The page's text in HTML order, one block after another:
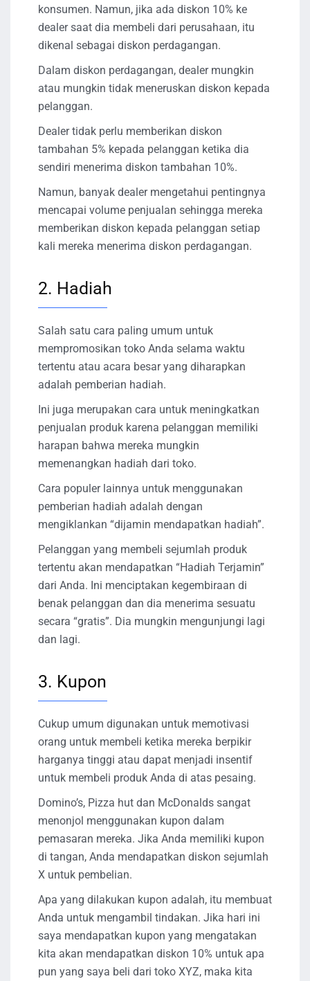
konsumen. Namun, jika ada diskon 10% ke
dealer saat dia membeli dari perusahaan, itu
dikenal sebagai diskon perdagangan.
Dalam diskon perdagangan, dealer mungkin
atau mungkin tidak meneruskan diskon kepada
pelanggan.
Dealer tidak perlu memberikan diskon
tambahan 5% kepada pelanggan ketika dia
sendiri menerima diskon tambahan 10%.
Namun, banyak dealer mengetahui pentingnya
mencapai volume penjualan sehingga mereka
memberikan diskon kepada pelanggan setiap
kali mereka menerima diskon perdagangan.
2. Hadiah
Salah satu cara paling umum untuk
mempromosikan toko Anda selama waktu
tertentu atau acara besar yang diharapkan
adalah pemberian hadiah.
Ini juga merupakan cara untuk meningkatkan
penjualan produk karena pelanggan memiliki
harapan bahwa mereka mungkin
memenangkan hadiah dari toko.
Cara populer lainnya untuk menggunakan
pemberian hadiah adalah dengan
mengiklankan “dijamin mendapatkan hadiah”.
Pelanggan yang membeli sejumlah produk
tertentu akan mendapatkan “Hadiah Terjamin”
dari Anda. Ini menciptakan kegembiraan di
benak pelanggan dan dia menerima sesuatu
secara “gratis”. Dia mungkin mengunjungi lagi
dan lagi.
3. Kupon
Cukup umum digunakan untuk memotivasi
orang untuk membeli ketika mereka berpikir
harganya tinggi atau dapat menjadi insentif
untuk membeli produk Anda di atas pesaing.
Domino’s, Pizza hut dan McDonalds sangat
menonjol menggunakan kupon dalam
pemasaran mereka. Jika Anda memiliki kupon
di tangan, Anda mendapatkan diskon sejumlah
X untuk pembelian.
Apa yang dilakukan kupon adalah, itu membuat
Anda untuk mengambil tindakan. Jika hari ini
saya mendapatkan kupon yang mengatakan
kita akan mendapatkan diskon 10% untuk apa
pun yang saya beli dari toko XYZ, maka kita